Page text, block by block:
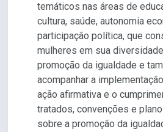
temáticos nas áreas de
cultura, saúde, autonomia
participação política, que
mulheres em sua
promoção da igualdade e
acompanhar a
ação afirmativa e o
tratados, convenções e
sobre a promoção da